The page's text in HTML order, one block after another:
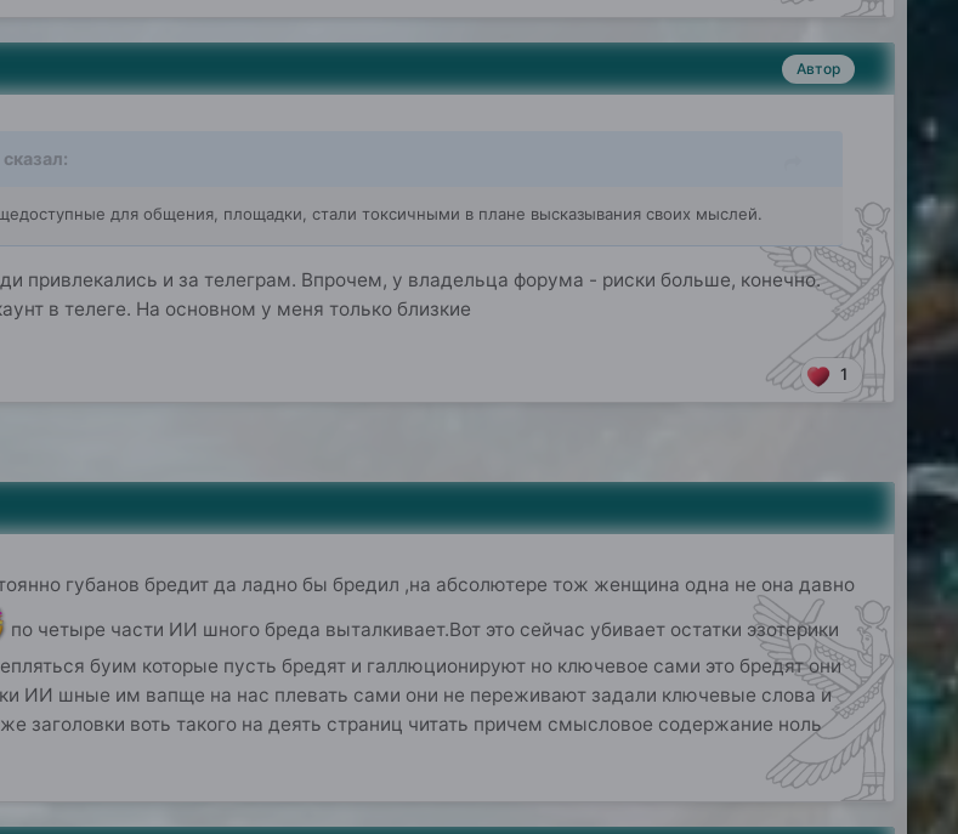
Автор
сказал:
для общения, площадки, стали токсичными в плане высказывания своих мыслей.
привлекались и за телеграм. Впрочем, у владельца форума - риски больше, конечно.
в телеге. На основном у меня только близкие
1
губанов бредит да ладно бы бредил ,на абсолютере тож женщина одна не она давно
по четыре части ИИ шного бреда выталкивает.Вот это сейчас убивает остатки эзотерики
буим которые пусть бредят и галлюционируют но ключевое сами это бредят они
ИИ шные им вапще на нас плевать сами они не переживают задали ключевые слова и
заголовки воть такого на деять страниц читать причем смысловое содержание ноль